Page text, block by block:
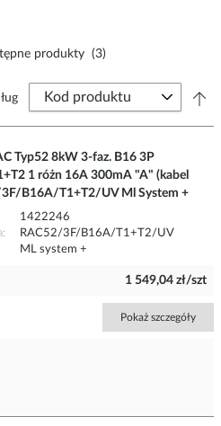
produkty (3)
Typ52 8kW 3-faz. B16 3P
1 różn 16A 300mA "A" (kabel
B16A/T1+T2/UV Ml System +
1422246
RAC52/3F/B16A/T1+T2/UV
ML system +
1 549,04 zł/szt
Pokaż szczegóły